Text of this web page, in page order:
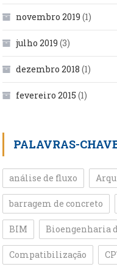
novembro 2019 (1)
julho 2019 (3)
dezembro 2018 (1)
fevereiro 2015 (1)
PALAVRAS-
análise de fluxo
barragem de concreto
BIM Bioengenharia
Compatibilização